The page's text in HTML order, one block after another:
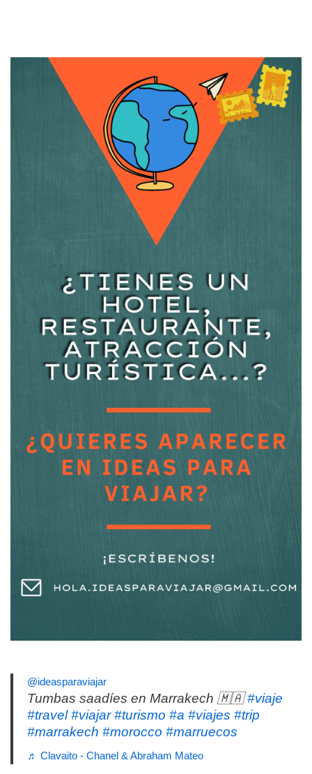
@ideasparaviajar
Tumbas saadíes en Marrakech 🇲🇦#viaje
#travel #viajar #turismo #a #viajes #trip
#marrakech #morocco #marruecos
♬ Clavaito - Chanel & Abraham Mateo